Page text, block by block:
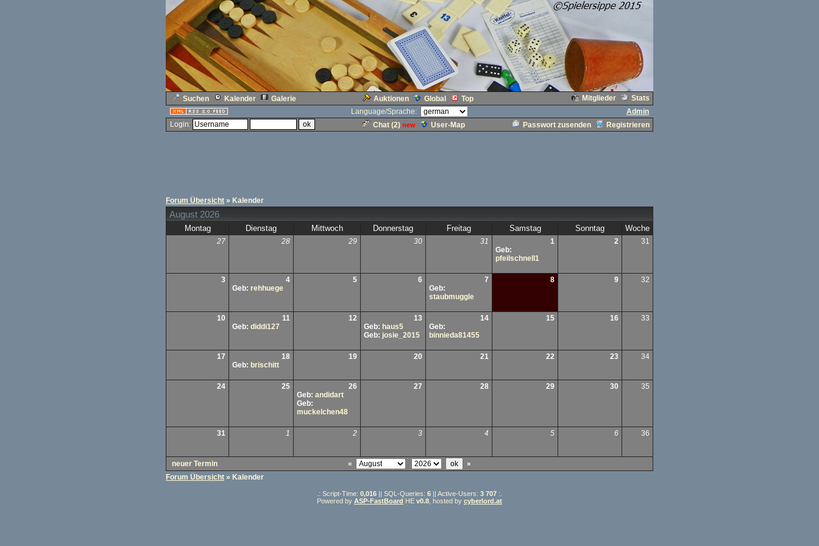
Suchen Kalender Galerie Auktionen Global Top Mitglieder
Stats
Language/Sprache:
Admin
Login:
Chat (2) new User-Map Passwort zusenden Registrieren
Forum Übersicht » Kalender
August 2026
Montag Dienstag Mittwoch Donnerstag Freitag Samstag Sonntag Woche
27 28 29 30 31
1
Geb:
pfeilschnell1
2 31
3
4
Geb: rehhuege
5 6
7
Geb:
staubmuggle
8 9 32
10
11
Geb: diddi127
12
13
Geb: haus5
Geb: josie_2015
14
Geb:
binnieda81455
15 16 33
17
18
Geb: brischitt
19 20 21 22 23 34
24 25
26
Geb: andidart
Geb:
muckelchen48
27 28 29 30 35
31 1 2 3 4 5 6 36
neuer Termin «
»
Forum Übersicht » Kalender
.: Script-Time: 0,016 || SQL-Queries: 6 || Active-Users: 3 707 :.
Powered by ASP-FastBoard HE v0.8 , hosted by cyberlord.at